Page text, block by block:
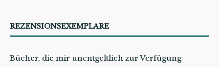
REZENSIONSEXEMPLARE
Bücher, die mir unentgeltlich zur Verfügung